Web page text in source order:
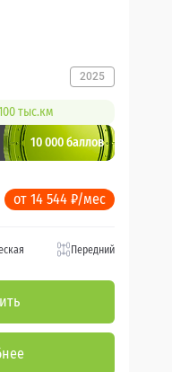
2025
тыс.км
10 000 баллов
от 14 544 ₽/мес
Передний